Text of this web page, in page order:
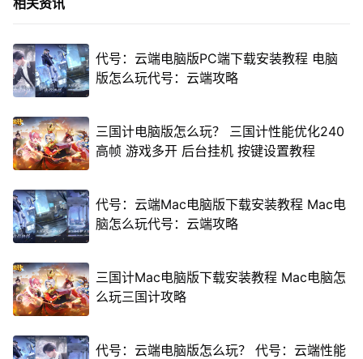
相关资讯
代号：云端电脑版PC端下载安装教程 电脑
版怎么玩代号：云端攻略
三国计电脑版怎么玩？ 三国计性能优化240
高帧 游戏多开 后台挂机 按键设置教程
代号：云端Mac电脑版下载安装教程 Mac电
脑怎么玩代号：云端攻略
三国计Mac电脑版下载安装教程 Mac电脑怎
么玩三国计攻略
代号：云端电脑版怎么玩？ 代号：云端性能